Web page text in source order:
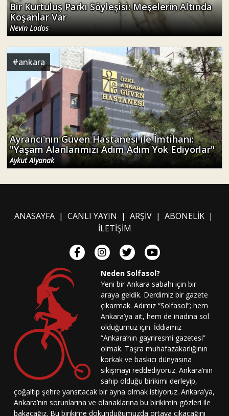
Bir Kurtuluş Parkı Söyleşisi: Meşelerin Altında
Koşanlar Var
Nevin Lodos
#ankara
Ayrancı'nın Güven Hastanesi ile İmtihanı:
"Yaşam Alanlarımızı Adım Adım Yok Ediyorlar"
Aykut Alyanak
ANASAYFA| CANLI YAYIN | ARŞİV| ABONELİK|
İLETİŞİM
Neden Solfasol?
Yeni bir Ankara sabahı için bir
araya geldik. Derdimiz bir gazete
çıkarmak. Adımız “Solfasol”; hem
Ankara’ya ait, hem de inadına sol
olduğumuz için. İddiamız
“Ankara’nın gayriresmi gazetesi”
olmak. Taşra muhafazakarlığının
korkak ve baskıcı dünyasına
sıkışmayı reddediyoruz. Ankara’nın
sahip olduğu birikimi derleyip,
çoğaltıp şehre yansıtacak bir ayna olmak istiyoruz. Ankara’ya,
Ankara’nın sorunlarına ve olanaklarına bu birikimin gözleri ile
bakacağız. Bu birikime dokunduğumuzda ortaya çıkacağını